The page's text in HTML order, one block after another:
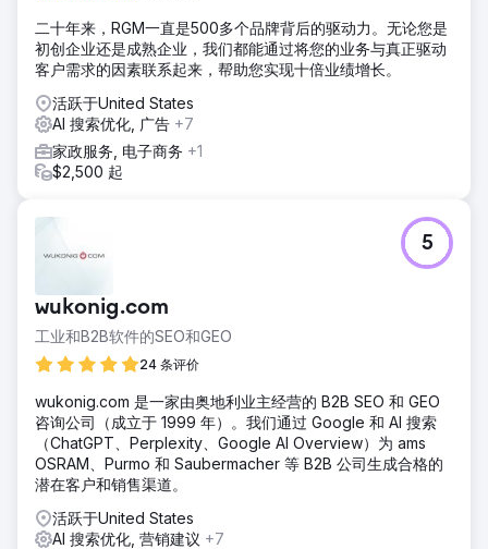
二十年来，RGM一直是500多个品牌背后的驱动力。无论您是
初创企业还是成熟企业，我们都能通过将您的业务与真正驱动
客户需求的因素联系起来，帮助您实现十倍业绩增长。
活跃于United States
AI 搜索优化, 广告 +7
家政服务, 电子商务 +1
$2,500 起
wukonig.com
工业和B2B软件的SEO和GEO
24 条评价
5
wukonig.com 是一家由奥地利业主经营的 B2B SEO 和 GEO
咨询公司（成立于 1999 年）。我们通过 Google 和 AI 搜索
（ChatGPT、Perplexity、Google AI Overview）为 ams
OSRAM、Purmo 和 Saubermacher 等 B2B 公司生成合格的
潜在客户和销售渠道。
活跃于United States
AI 搜索优化, 营销建议 +7